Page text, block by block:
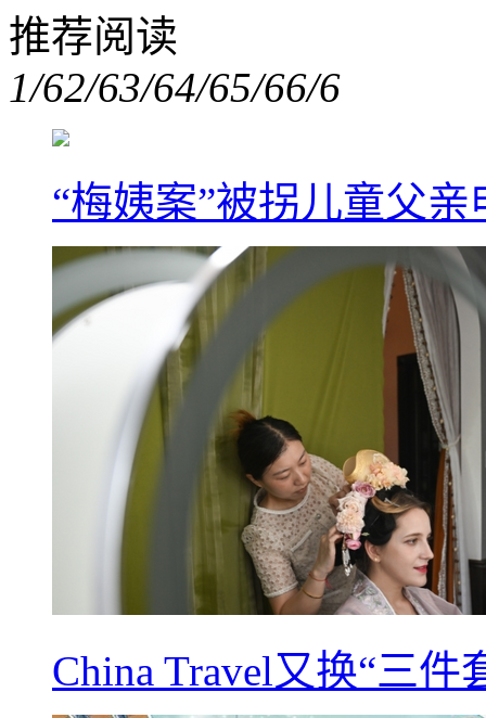
推荐阅读
1/62/63/64/65/66/6
“梅姨案”被拐儿童父
China Travel又换“三